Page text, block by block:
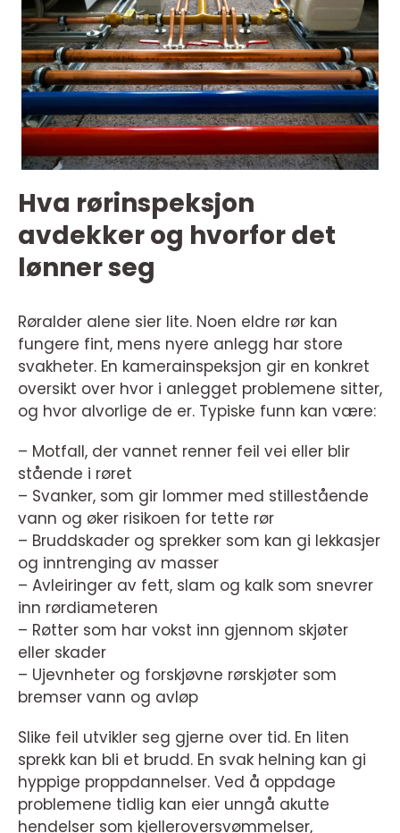
Hva rørinspeksjon
avdekker og hvorfor det
lønner seg
Røralder alene sier lite. Noen eldre rør kan
fungere fint, mens nyere anlegg har store
svakheter. En kamerainspeksjon gir en konkret
oversikt over hvor i anlegget problemene sitter,
og hvor alvorlige de er. Typiske funn kan være:
– Motfall, der vannet renner feil vei eller blir
stående i røret
– Svanker, som gir lommer med stillestående
vann og øker risikoen for tette rør
– Bruddskader og sprekker som kan gi lekkasjer
og inntrenging av masser
– Avleiringer av fett, slam og kalk som snevrer
inn rørdiameteren
– Røtter som har vokst inn gjennom skjøter
eller skader
– Ujevnheter og forskjøvne rørskjøter som
bremser vann og avløp
Slike feil utvikler seg gjerne over tid. En liten
sprekk kan bli et brudd. En svak helning kan gi
hyppige proppdannelser. Ved å oppdage
problemene tidlig kan eier unngå akutte
hendelser som kjelleroversvømmelser,